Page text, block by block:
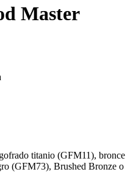
Master
titanio (GFM11), bronce
(GFM73), Brushed Bronze o